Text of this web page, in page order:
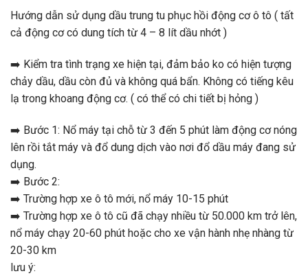
Hướng dẫn sử dụng dầu trung tu phục hồi động cơ ô tô ( tất
cả động cơ có dung tích từ 4 – 8 lít dầu nhớt )
➡️ Kiểm tra tình trạng xe hiện tại, đảm bảo ko có hiện tượng
chảy dầu, dầu còn đủ và không quá bẩn. Không có tiếng kêu
lạ trong khoang động cơ. ( có thể có chi tiết bị hỏng )
➡️ Bước 1: Nổ máy tại chỗ từ 3 đến 5 phút làm động cơ nóng
lên rồi tắt máy và đổ dung dịch vào nơi đổ dầu máy đang sử
dụng.
➡️ Bước 2:
➡️ Trường hợp xe ô tô mới, nổ máy 10-15 phút
➡️ Trường hợp xe ô tô cũ đã chạy nhiều từ 50.000 km trở lên,
nổ máy chạy 20-60 phút hoặc cho xe vận hành nhẹ nhàng từ
20-30 km
lưu ý: